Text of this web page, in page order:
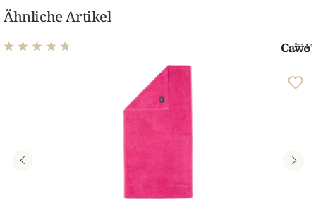
Ähnliche Artikel
Durchschnittliche Bewertung von 4.77 von 5 Sternen